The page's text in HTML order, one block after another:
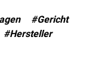
#Gericht
#Hersteller